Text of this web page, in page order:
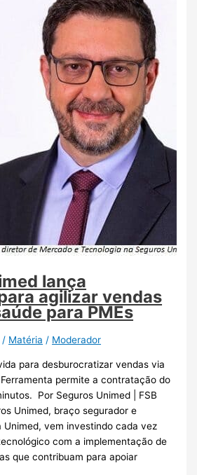
lança
agilizar vendas
para PMEs
/ Matéria / Moderador
para desburocratizar vendas via
permite a contratação do
Por Seguros Unimed | FSB
Unimed, braço segurador e
Unimed, vem investindo cada vez
com a implementação de
que contribuam para apoiar